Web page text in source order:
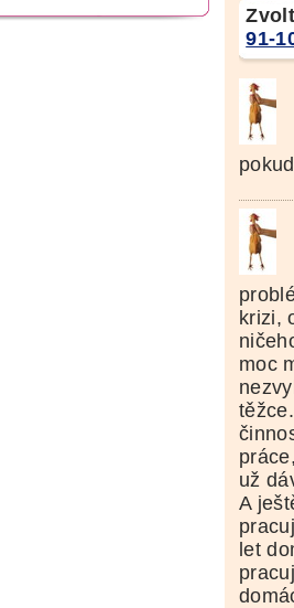
91-
krizi,
moc
už
A
let